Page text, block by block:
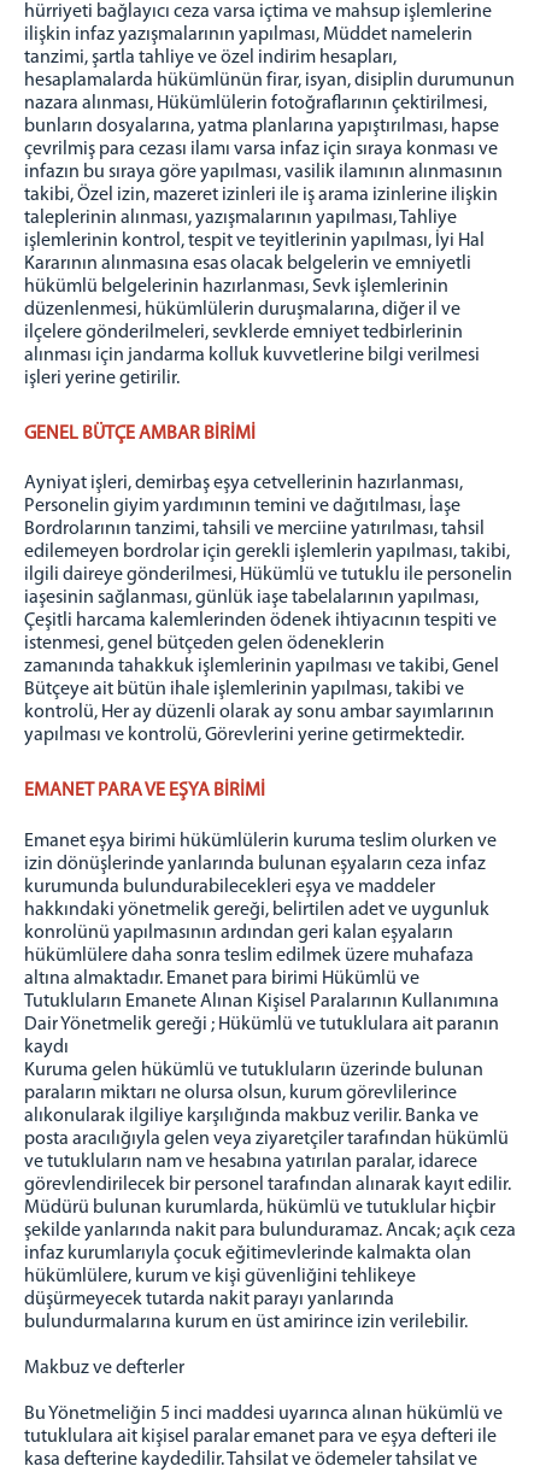
hürriyeti bağlayıcı ceza varsa içtima ve mahsup işlemlerine
ilişkin infaz yazışmalarının yapılması, Müddet namelerin
tanzimi, şartla tahliye ve özel indirim hesapları,
hesaplamalarda hükümlünün firar, isyan, disiplin durumunun
nazara alınması, Hükümlülerin fotoğraflarının çektirilmesi,
bunların dosyalarına, yatma planlarına yapıştırılması, hapse
çevrilmiş para cezası ilamı varsa infaz için sıraya konması ve
infazın bu sıraya göre yapılması, vasilik ilamının alınmasının
takibi, Özel izin, mazeret izinleri ile iş arama izinlerine ilişkin
taleplerinin alınması, yazışmalarının yapılması, Tahliye
işlemlerinin kontrol, tespit ve teyitlerinin yapılması, İyi Hal
Kararının alınmasına esas olacak belgelerin ve emniyetli
hükümlü belgelerinin hazırlanması, Sevk işlemlerinin
düzenlenmesi, hükümlülerin duruşmalarına, diğer il ve
ilçelere gönderilmeleri, sevklerde emniyet tedbirlerinin
alınması için jandarma kolluk kuvvetlerine bilgi verilmesi
işleri yerine getirilir.
GENEL BÜTÇE AMBAR BİRİMİ
Ayniyat işleri, demirbaş eşya cetvellerinin hazırlanması,
Personelin giyim yardımının temini ve dağıtılması, İaşe
Bordrolarının tanzimi, tahsili ve merciine yatırılması, tahsil
edilemeyen bordrolar için gerekli işlemlerin yapılması, takibi,
ilgili daireye gönderilmesi, Hükümlü ve tutuklu ile personelin
iaşesinin sağlanması, günlük iaşe tabelalarının yapılması,
Çeşitli harcama kalemlerinden ödenek ihtiyacının tespiti ve
istenmesi, genel bütçeden gelen ödeneklerin
zamanında tahakkuk işlemlerinin yapılması ve takibi, Genel
Bütçeye ait bütün ihale işlemlerinin yapılması, takibi ve
kontrolü, Her ay düzenli olarak ay sonu ambar sayımlarının
yapılması ve kontrolü, Görevlerini yerine getirmektedir.
EMANET PARA VE EŞYA BİRİMİ
Emanet eşya birimi hükümlülerin kuruma teslim olurken ve
izin dönüşlerinde yanlarında bulunan eşyaların ceza infaz
kurumunda bulundurabilecekleri eşya ve maddeler
hakkındaki yönetmelik gereği, belirtilen adet ve uygunluk
konrolünü yapılmasının ardından geri kalan eşyaların
hükümlülere daha sonra teslim edilmek üzere muhafaza
altına almaktadır. Emanet para birimi Hükümlü ve
Tutukluların Emanete Alınan Kişisel Paralarının Kullanımına
Dair Yönetmelik gereği ; Hükümlü ve tutuklulara ait paranın
kaydı
Kuruma gelen hükümlü ve tutukluların üzerinde bulunan
paraların miktarı ne olursa olsun, kurum görevlilerince
alıkonularak ilgiliye karşılığında makbuz verilir. Banka ve
posta aracılığıyla gelen veya ziyaretçiler tarafından hükümlü
ve tutukluların nam ve hesabına yatırılan paralar, idarece
görevlendirilecek bir personel tarafından alınarak kayıt edilir.
Müdürü bulunan kurumlarda, hükümlü ve tutuklular hiçbir
şekilde yanlarında nakit para bulunduramaz. Ancak; açık ceza
infaz kurumlarıyla çocuk eğitimevlerinde kalmakta olan
hükümlülere, kurum ve kişi güvenliğini tehlikeye
düşürmeyecek tutarda nakit parayı yanlarında
bulundurmalarına kurum en üst amirince izin verilebilir.
Makbuz ve defterler
Bu Yönetmeliğin 5 inci maddesi uyarınca alınan hükümlü ve
tutuklulara ait kişisel paralar emanet para ve eşya defteri ile
kasa defterine kaydedilir. Tahsilat ve ödemeler tahsilat ve